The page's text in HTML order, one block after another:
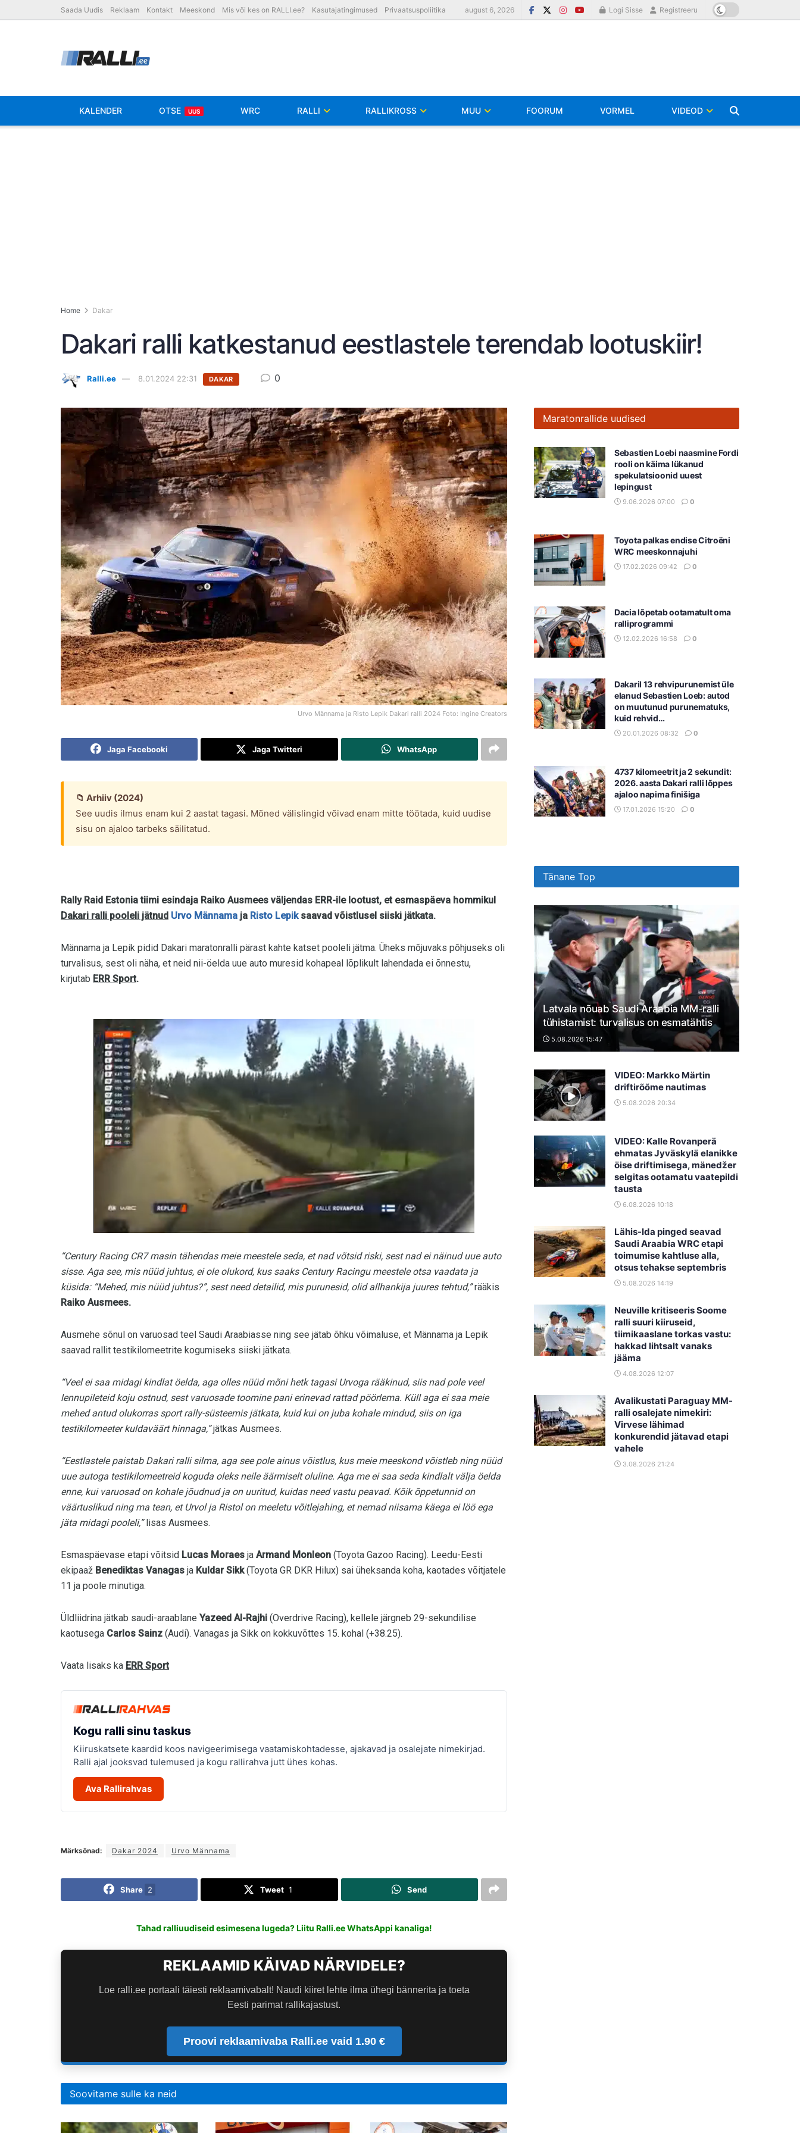
Saada Uudis Reklaam Kontakt Meeskond Mis või kes on RALLI.ee? Kasutajatingimused Privaatsuspoliitika august 6, 2026 Logi Sisse Registreeru
KALENDER OTSE UUS WRC RALLI RALLIKROSS MUU FOORUM VORMEL VIDEOD
Home Dakar
Dakari ralli katkestanud eestlastele terendab lootuskiir!
Ralli.ee 8.01.2024 22:31 DAKAR 0
Urvo Männama ja Risto Lepik Dakari ralli 2024 Foto: Ingine Creators
Jaga Facebooki Jaga Twitteri WhatsApp
📁 Arhiiv (2024)
See uudis ilmus enam kui 2 aastat tagasi. Mõned välislingid võivad enam mitte töötada, kuid uudise
sisu on ajaloo tarbeks säilitatud.
Rally Raid Estonia tiimi esindaja Raiko Ausmees väljendas ERR-ile lootust, et esmaspäeva hommikul
Dakari ralli pooleli jätnud Urvo Männama ja Risto Lepiksaavad võistlusel siiski jätkata.
Männama ja Lepik pidid Dakari maratonralli pärast kahte katset pooleli jätma. Üheks mõjuvaks põhjuseks oli
turvalisus, sest oli näha, et neid nii-öelda uue auto muresid kohapeal lõplikult lahendada ei õnnestu,
kirjutab ERR Sport.
“Century Racing CR7 masin tähendas meie meestele seda, et nad võtsid riski, sest nad ei näinud uue auto
sisse. Aga see, mis nüüd juhtus, ei ole olukord, kus saaks Century Racingu meestele otsa vaadata ja
küsida: “Mehed, mis nüüd juhtus?”, sest need detailid, mis purunesid, olid allhankija juures tehtud,”rääkis
Raiko Ausmees.
Ausmehe sõnul on varuosad teel Saudi Araabiasse ning see jätab õhku võimaluse, et Männama ja Lepik
saavad rallit testikilomeetrite kogumiseks siiski jätkata.
“Veel ei saa midagi kindlat öelda, aga olles nüüd mõni hetk tagasi Urvoga rääkinud, siis nad pole veel
lennupileteid koju ostnud, sest varuosade toomine pani erinevad rattad pöörlema. Küll aga ei saa meie
mehed antud olukorras sport rally-süsteemis jätkata, kuid kui on juba kohale mindud, siis on iga
testikilomeeter kuldaväärt hinnaga,”jätkas Ausmees.
“Eestlastele paistab Dakari ralli silma, aga see pole ainus võistlus, kus meie meeskond võistleb ning nüüd
uue autoga testikilomeetreid koguda oleks neile äärmiselt oluline. Aga me ei saa seda kindlalt välja öelda
enne, kui varuosad on kohale jõudnud ja on uuritud, kuidas need vastu peavad. Kõik õppetunnid on
väärtuslikud ning ma tean, et Urvol ja Ristol on meeletu võitlejahing, et nemad niisama käega ei löö ega
jäta midagi pooleli,”lisas Ausmees.
Esmaspäevase etapi võitsid Lucas Moraes ja Armand Monleon (Toyota Gazoo Racing). Leedu-Eesti
ekipaaž Benediktas Vanagas ja Kuldar Sikk(Toyota GR DKR Hilux) sai üheksanda koha, kaotades võitjatele
11 ja poole minutiga.
Üldliidrina jätkab saudi-araablane Yazeed Al-Rajhi (Overdrive Racing), kellele järgneb 29-sekundilise
kaotusega Carlos Sainz (Audi). Vanagas ja Sikk on kokkuvõttes 15. kohal (+38.25).
Vaata lisaks ka ERR Sport
Kogu ralli sinu taskus
Kiiruskatsete kaardid koos navigeerimisega vaatamiskohtadesse, ajakavad ja osalejate nimekirjad.
Ralli ajal jooksvad tulemused ja kogu rallirahva jutt ühes kohas.
Ava Rallirahvas
Märksõnad: Dakar 2024 Urvo Männama
Share 2 Tweet 1 Send
Tahad ralliuudiseid esimesena lugeda? Liitu Ralli.ee WhatsAppi kanaliga!
REKLAAMID KÄIVAD NÄRVIDELE?
Loe ralli.ee portaali täiesti reklaamivabalt! Naudi kiiret lehte ilma ühegi bännerita ja toeta
Eesti parimat rallikajastust.
Proovi reklaamivaba Ralli.ee vaid 1.90 €
Soovitame sulle ka neid
Maratonrallide uudised
Sebastien Loebi naasmine Fordi
rooli on käima lükanud
spekulatsioonid uuest
lepingust
9.06.2026 07:00 0
Toyota palkas endise Citroëni
WRC meeskonnajuhi
17.02.2026 09:42 0
Dacia lõpetab ootamatult oma
ralliprogrammi
12.02.2026 16:58 0
Dakaril 13 rehvipurunemist üle
elanud Sebastien Loeb: autod
on muutunud purunematuks,
kuid rehvid…
20.01.2026 08:32 0
4737 kilomeetrit ja 2 sekundit:
2026. aasta Dakari ralli lõppes
ajaloo napima finišiga
17.01.2026 15:20 0
Tänane Top
Latvala nõuab Saudi Araabia MM-ralli
tühistamist: turvalisus on esmatähtis
5.08.2026 15:47
VIDEO: Markko Märtin
driftirõõme nautimas
5.08.2026 20:34
VIDEO: Kalle Rovanperä
ehmatas Jyväskylä elanikke
öise driftimisega, mänedžer
selgitas ootamatu vaatepildi
tausta
6.08.2026 10:18
Lähis-Ida pinged seavad
Saudi Araabia WRC etapi
toimumise kahtluse alla,
otsus tehakse septembris
5.08.2026 14:19
Neuville kritiseeris Soome
ralli suuri kiiruseid,
tiimikaaslane torkas vastu:
hakkad lihtsalt vanaks
jääma
4.08.2026 12:07
Avalikustati Paraguay MM-
ralli osalejate nimekiri:
Virvese lähimad
konkurendid jätavad etapi
vahele
3.08.2026 21:24